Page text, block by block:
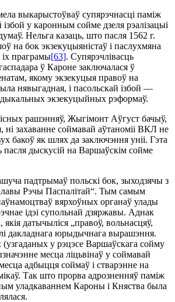
выкарыстоўваў супярэчнасці паміж
ізбой у каронным сойме дзеля рэалізацыі
Нельга казаць, што пасля 1562 г.
на бок экзекуцыяністаў і па­слухмяна
праграмы[63]. Супярэчлівасць
ў Кароне заключалася ў
якому экзекуцыя правоў на
нявыгадная, і пасольскай ізбой —
экзекуцыйных рэформаў.
рашэнняў, Жыгімонт Аўгуст бачыў,
ні захаванне соймавай аўтаноміі ВКЛ не
бакоў як шлях да заключэння уніі. Гэта
пасля дыскусій на Варшаўскім сойме
падтрымаў польскі бок, зыходзячы з
Рэчы Паспалітай“. Тым самым
вярхоўных органаў улады
ідэі супольнай дзяржавы. Аднак
датычыліся „правоў, вольнасцяў,
дакладнага юрыдычнага вырашэння.
у рэцэсе Варшаўскага сойму
месца ліцьвінаў у соймавай
адбыцця соймаў і стварэнне на
Так што прорва адрозненняў паміж
уладкаваннем Кароны і Княства была